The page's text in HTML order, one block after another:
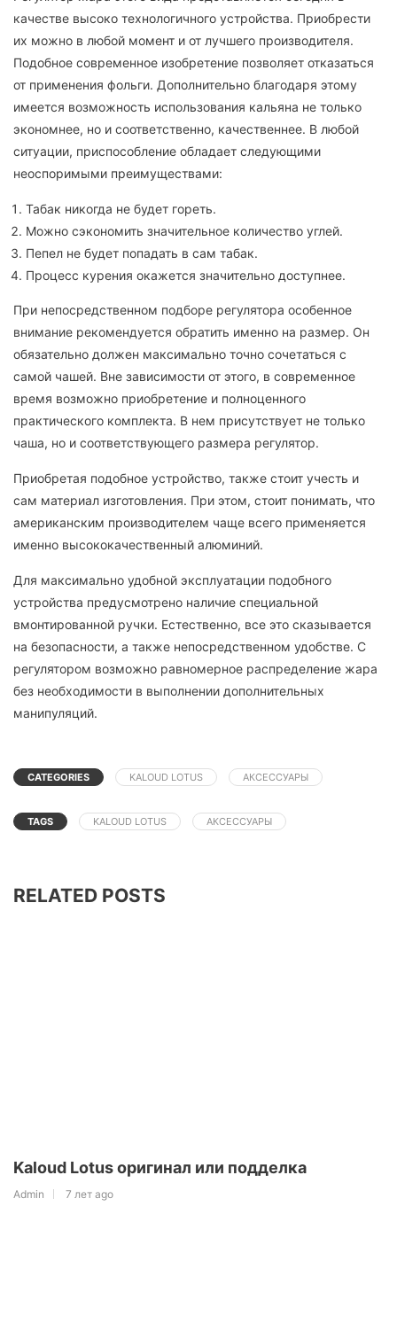
качестве высоко технологичного устройства. Приобрести
их можно в любой момент и от лучшего производителя.
Подобное современное изобретение позволяет отказаться
от применения фольги. Дополнительно благодаря этому
имеется возможность использования кальяна не только
экономнее, но и соответственно, качественнее. В любой
ситуации, приспособление обладает следующими
неоспоримыми преимуществами:
Табак никогда не будет гореть.
Можно сэкономить значительное количество углей.
Пепел не будет попадать в сам табак.
Процесс курения окажется значительно доступнее.
При непосредственном подборе регулятора особенное
внимание рекомендуется обратить именно на размер. Он
обязательно должен максимально точно сочетаться с
самой чашей. Вне зависимости от этого, в современное
время возможно приобретение и полноценного
практического комплекта. В нем присутствует не только
чаша, но и соответствующего размера регулятор.
Приобретая подобное устройство, также стоит учесть и
сам материал изготовления. При этом, стоит понимать, что
американским производителем чаще всего применяется
именно высококачественный алюминий.
Для максимально удобной эксплуатации подобного
устройства предусмотрено наличие специальной
вмонтированной ручки. Естественно, все это сказывается
на безопасности, а также непосредственном удобстве. С
регулятором возможно равномерное распределение жара
без необходимости в выполнении дополнительных
манипуляций.
CATEGORIES KALOUD LOTUS АКСЕССУАРЫ
TAGS KALOUD LOTUS АКСЕССУАРЫ
RELATED POSTS
Kaloud Lotus оригинал или подделка
Admin 7 лет ago